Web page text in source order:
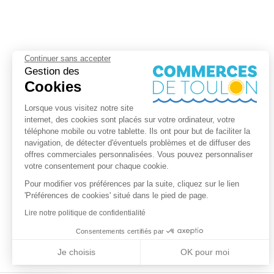
Continuer sans accepter
Gestion des
Cookies
Lorsque vous visitez notre site
internet, des cookies sont placés sur votre ordinateur, votre
téléphone mobile ou votre tablette. Ils ont pour but de faciliter la
navigation, de détecter d'éventuels problèmes et de diffuser des
offres commerciales personnalisées. Vous pouvez personnaliser
votre consentement pour chaque cookie.
Pour modifier vos préférences par la suite, cliquez sur le lien
'Préférences de cookies' situé dans le pied de page.
Lire notre politique de confidentialité
Consentements certifiés par
Je choisis
OK pour moi
Axeptio consent
Plateforme de Gestion du Consentement : Personnalisez vos